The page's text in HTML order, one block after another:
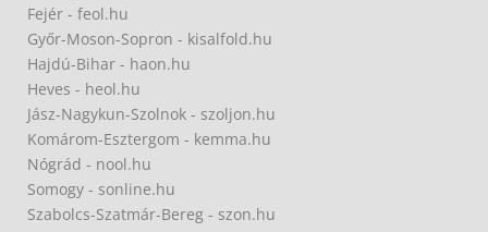
Fejér - feol.hu
Győr-Moson-Sopron - kisalfold.hu
Hajdú-Bihar - haon.hu
Heves - heol.hu
Jász-Nagykun-Szolnok - szoljon.hu
Komárom-Esztergom - kemma.hu
Nógrád - nool.hu
Somogy - sonline.hu
Szabolcs-Szatmár-Bereg - szon.hu